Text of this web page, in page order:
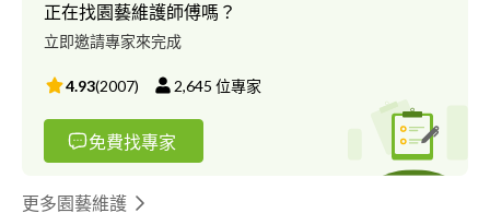
正在找園藝維護師傅嗎？
立即邀請專家來完成
4.93(2007) 2,645 位專家
免費找專家
更多園藝維護